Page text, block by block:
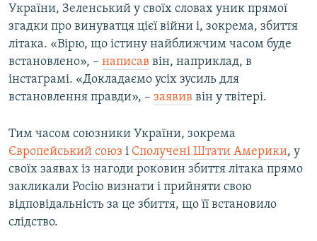
України, Зеленський у своїх словах уник прямої
згадки про винуватця цієї війни і, зокрема, збиття
літака. «Вірю, що істину найближчим часом буде
встановлено», – написав він, наприклад, в
інстаґрамі. «Докладаємо усіх зусиль для
встановлення правди», – заявив він у твітері.
Тим часом союзники України, зокрема
Європейський союз і Сполучені Штати Америки, у
своїх заявах із нагоди роковин збиття літака прямо
закликали Росію визнати і прийняти свою
відповідальність за це збиття, що її встановило
слідство.